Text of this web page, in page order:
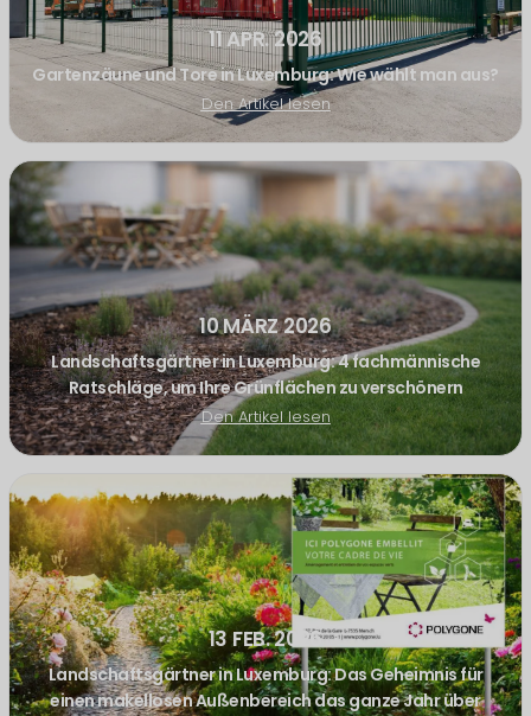
11 APR. 2026
Gartenzäune und Tore in Luxemburg: Wie wählt man aus?
Den Artikel lesen
10 MÄRZ 2026
Landschaftsgärtner in Luxemburg: 4 fachmännische
Ratschläge, um Ihre Grünflächen zu verschönern
Den Artikel lesen
13 FEB. 2026
Landschaftsgärtner in Luxemburg: Das Geheimnis für
einen makellosen Außenbereich das ganze Jahr über